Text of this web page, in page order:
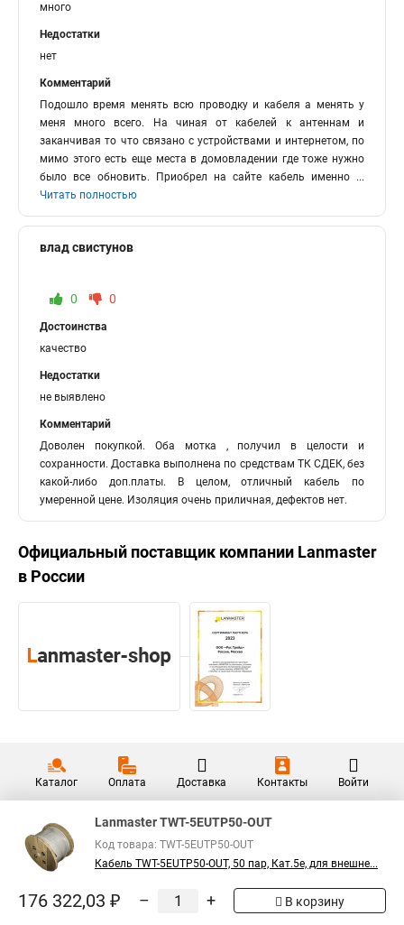
много
Недостатки
нет
Комментарий
Подошло время менять всю проводку и кабеля а менять у
меня много всего. На чиная от кабелей к антеннам и
заканчивая то что связано с устройствами и интернетом, по
мимо этого есть еще места в домовладении где тоже нужно
было все обновить. Приобрел на сайте кабель именно ...
Читать полностью
влад свистунов
0 0
Достоинства
качество
Недостатки
не выявлено
Комментарий
Доволен покупкой. Оба мотка , получил в целости и
сохранности. Доставка выполнена по средствам ТК СДЕК, без
какой-либо доп.платы. В целом, отличный кабель по
умеренной цене. Изоляция очень приличная, дефектов нет.
Официальный поставщик компании Lanmaster
в России
Каталог Оплата Доставка Контакты Войти
Lanmaster TWT-5EUTP50-OUT
Код товара: TWT-5EUTP50-OUT
Кабель TWT-5EUTP50-OUT, 50 пар, Кат.5e, для внешне...
176 322,03 ₽ – + В корзину